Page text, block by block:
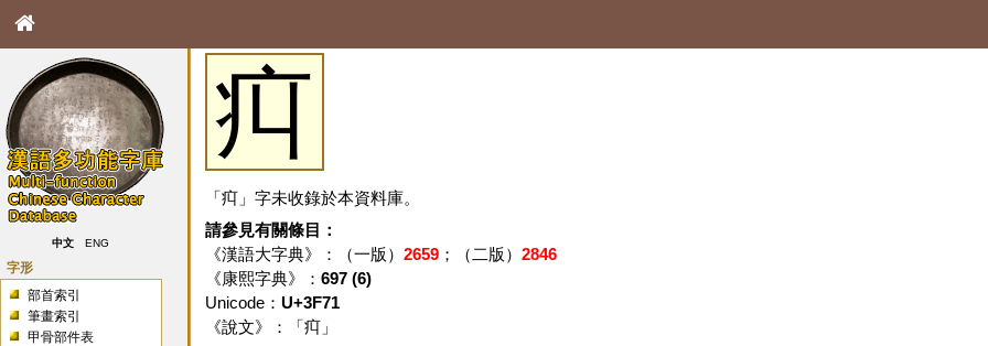
中文 ENG
字形
部首索引
筆畫索引
甲骨部件表
㽱
「㽱」字未收錄於本資料庫。
請參見有關條目：
《漢語大字典》：（一版） 2659；（二版） 2846
《康熙字典》： 697 (6)
Unicode： U+3F71
《說文》：「 㽱」